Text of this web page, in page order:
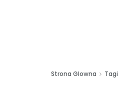
Strona Glowna Tagi